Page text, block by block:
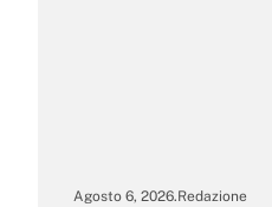
Agosto 6, 2026.Redazione